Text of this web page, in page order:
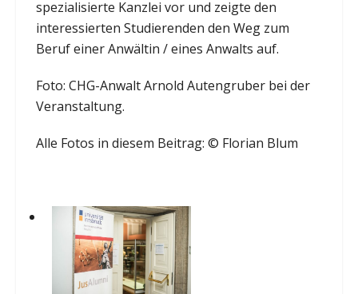
spezialisierte Kanzlei vor und zeigte den
interessierten Studierenden den Weg zum
Beruf einer Anwältin / eines Anwalts auf.
Foto: CHG-Anwalt Arnold Autengruber bei der
Veranstaltung.
Alle Fotos in diesem Beitrag: © Florian Blum